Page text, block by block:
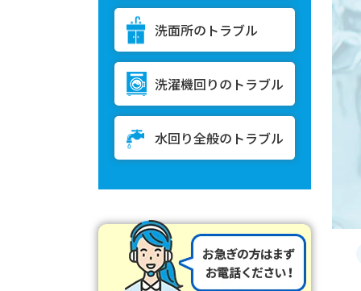
洗面所のトラブル
洗濯機回りのトラブル
水回り全般のトラブル